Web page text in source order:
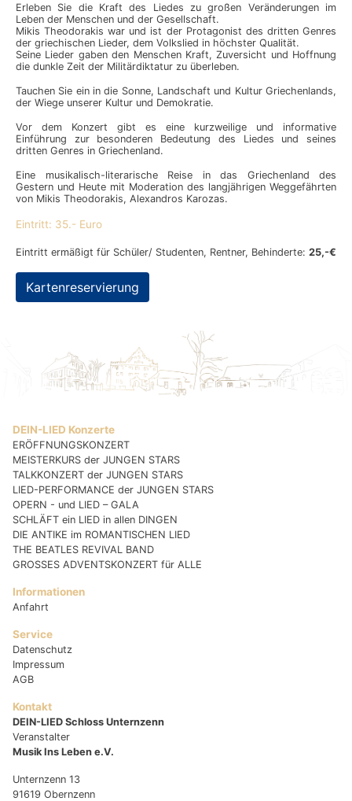
Erleben Sie die Kraft des Liedes zu großen Veränderungen im
Leben der Menschen und der Gesellschaft.
Mikis Theodorakis war und ist der Protagonist des dritten Genres
der griechischen Lieder, dem Volkslied in höchster Qualität.
Seine Lieder gaben den Menschen Kraft, Zuversicht und Hoffnung
die dunkle Zeit der Militärdiktatur zu überleben.
Tauchen Sie ein in die Sonne, Landschaft und Kultur Griechenlands,
der Wiege unserer Kultur und Demokratie.
Vor dem Konzert gibt es eine kurzweilige und informative
Einführung zur besonderen Bedeutung des Liedes und seines
dritten Genres in Griechenland.
Eine musikalisch-literarische Reise in das Griechenland des
Gestern und Heute mit Moderation des langjährigen Weggefährten
von Mikis Theodorakis, Alexandros Karozas.
Eintritt: 35.- Euro
Eintritt ermäßigt für Schüler/ Studenten, Rentner, Behinderte: 25,-€
Kartenreservierung
DEIN-LIED Konzerte
ERÖFFNUNGSKONZERT
MEISTERKURS der JUNGEN STARS
TALKKONZERT der JUNGEN STARS
LIED-PERFORMANCE der JUNGEN STARS
OPERN - und LIED – GALA
SCHLÄFT ein LIED in allen DINGEN
DIE ANTIKE im ROMANTISCHEN LIED
THE BEATLES REVIVAL BAND
GROSSES ADVENTSKONZERT für ALLE
Informationen
Anfahrt
Service
Datenschutz
Impressum
AGB
Kontakt
DEIN-LIED Schloss Unternzenn
Veranstalter
Musik Ins Leben e.V.
Unternzenn 13
91619 Obernzenn